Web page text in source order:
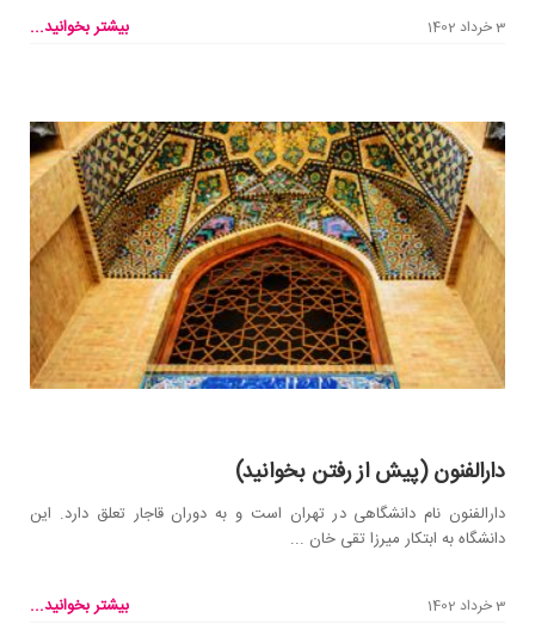
3 خرداد 1402 بیشتر بخوانید...
دارالفنون (پیش از رفتن بخوانید)
دارالفنون نام دانشگاهی در تهران است و به دوران قاجار تعلق دارد. این
دانشگاه به ابتکار میرزا تقی خان ...
3 خرداد 1402 بیشتر بخوانید...